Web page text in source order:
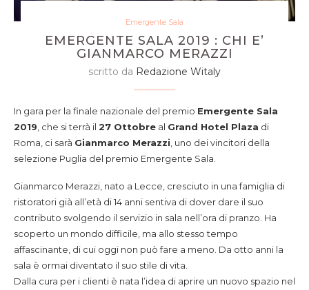
Emergente Sala
EMERGENTE SALA 2019 : CHI E’
GIANMARCO MERAZZI
scritto da Redazione Witaly
In gara per la finale nazionale del premio Emergente Sala
2019 , che si terrà il 27 Ottobre al Grand Hotel Plaza di
Roma, ci sarà Gianmarco Merazzi , uno dei vincitori della
selezione Puglia del premio Emergente Sala.
Gianmarco Merazzi, nato a Lecce, cresciuto in una famiglia di
ristoratori già all’età di 14 anni sentiva di dover dare il suo
contributo svolgendo il servizio in sala nell’ora di pranzo. Ha
scoperto un mondo difficile, ma allo stesso tempo
affascinante, di cui oggi non può fare a meno. Da otto anni la
sala è ormai diventato il suo stile di vita.
Dalla cura per i clienti è nata l’idea di aprire un nuovo spazio nel